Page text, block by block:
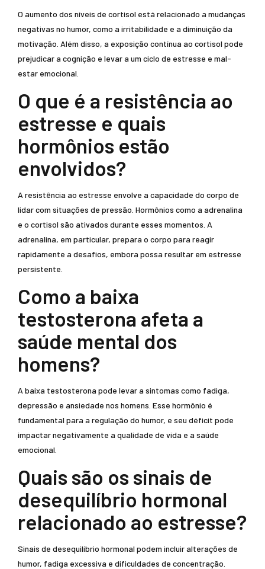
O aumento dos níveis de cortisol está relacionado a mudanças
negativas no humor, como a irritabilidade e a diminuição da
motivação. Além disso, a exposição contínua ao cortisol pode
prejudicar a cognição e levar a um ciclo de estresse e mal-
estar emocional.
O que é a resistência ao
estresse e quais
hormônios estão
envolvidos?
A resistência ao estresse envolve a capacidade do corpo de
lidar com situações de pressão. Hormônios como a adrenalina
e o cortisol são ativados durante esses momentos. A
adrenalina, em particular, prepara o corpo para reagir
rapidamente a desafios, embora possa resultar em estresse
persistente.
Como a baixa
testosterona afeta a
saúde mental dos
homens?
A baixa testosterona pode levar a sintomas como fadiga,
depressão e ansiedade nos homens. Esse hormônio é
fundamental para a regulação do humor, e seu déficit pode
impactar negativamente a qualidade de vida e a saúde
emocional.
Quais são os sinais de
desequilíbrio hormonal
relacionado ao estresse?
Sinais de desequilíbrio hormonal podem incluir alterações de
humor, fadiga excessiva e dificuldades de concentração.